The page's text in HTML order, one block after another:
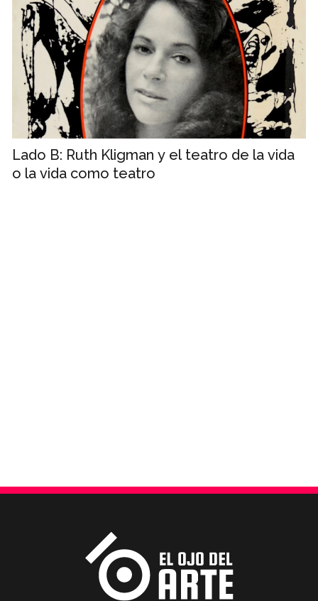
Lado B: Ruth Kligman y el teatro de la vida
o la vida como teatro